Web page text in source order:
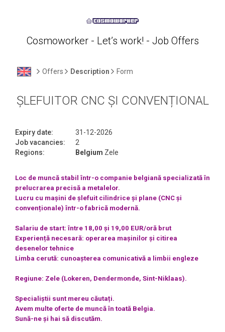
Cosmoworker - Let’s work! - Job Offers
Offers Description Form
ȘLEFUITOR CNC ȘI CONVENȚIONAL
Expiry date:
31-12-2026
Job vacancies:
2
Regions:
Belgium Zele
Loc de muncă stabil într-o companie belgiană specializată în
prelucrarea precisă a metalelor.
Lucru cu mașini de șlefuit cilindrice și plane (CNC și
convenționale) într-o fabrică modernă.
Salariu de start: între 18,00 și 19,00 EUR/oră brut
Experiență necesară: operarea mașinilor și citirea
desenelor tehnice
Limba cerută: cunoașterea comunicativă a limbii engleze
Regiune: Zele (Lokeren, Dendermonde, Sint-Niklaas).
Specialiștii sunt mereu căutați.
Avem multe oferte de muncă în toată Belgia.
Sună-ne și hai să discutăm.